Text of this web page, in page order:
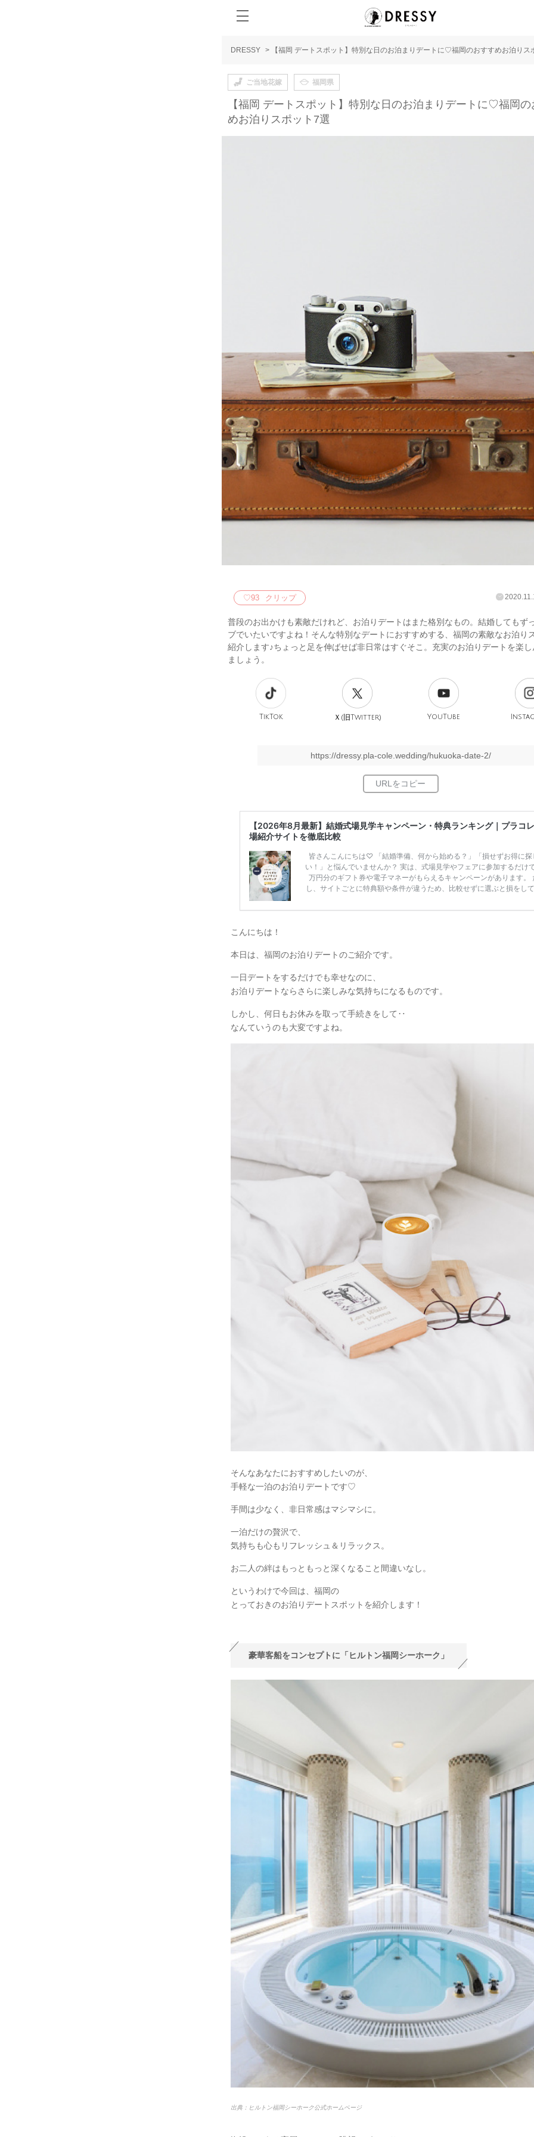
DRESSY > 【福岡 デートスポット】特別な日のお泊まりデートに♡福岡のおすすめお泊りス
ご当地花嫁 福岡県
【福岡 デートスポット】特別な日のお泊まりデートに♡福岡の
めお泊りスポット7選
♡93 クリップ
普段のお出かけも素敵だけれど、お泊りデートはまた格別なもの。結婚してもず
ブでいたいですよね！そんな特別なデートにおすすめする、福岡の素敵なお泊り
紹介します♪ちょっと足を伸ばせば非日常はすぐそこ。充実のお泊りデートを楽し
ましょう。
TikTok Ｘ(旧Twitter) YouTube
https://dressy.pla-cole.wedding/hukuoka-date-2/
【2026年8月最新】結婚式場見学キャンペーン・特典ランキング｜プラコ
場紹介サイトを徹底比較
皆さんこんにちは♡ 「結婚準備、何から始める？」「損せずお得に探
い！」と悩んでいませんか？ 実は、式場見学やフェアに参加するだけ
万円分のギフト券や電子マネーがもらえるキャンペーンがあります。
し、サイトごとに特典額や条件が違うため、比較せずに選ぶと損をし
ンペーン特典ランキングを公開！ 比較サイト：プラコレ、ゼクシィ、
こんにちは！
本日は、福岡のお泊りデートのご紹介です。
一日デートをするだけでも幸せなのに、
お泊りデートならさらに楽しみな気持ちになるものです。
しかし、何日もお休みを取って手続きをして‥
なんていうのも大変ですよね。
そんなあなたにおすすめしたいのが、
手軽な一泊のお泊りデートです♡
手間は少なく、非日常感はマシマシに。
一泊だけの贅沢で、
気持ちも心もリフレッシュ＆リラックス。
お二人の絆はもっともっと深くなること間違いなし。
というわけで今回は、福岡の
とっておきのお泊りデートスポットを紹介します！
豪華客船をコンセプトに「ヒルトン福岡シーホーク」
出典：ヒルトン福岡シーホーク公式ホームページ